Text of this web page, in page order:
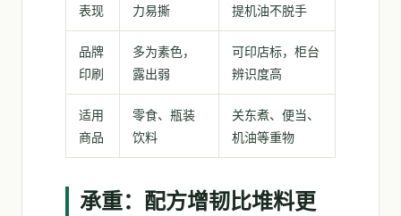
表现
力易撕
提机油不脱手
品牌
印刷
多为素色，
露出弱
可印店标，柜台
辨识度高
适用
商品
零食、瓶装
饮料
关东煮、便当、
机油等重物
承重：配方增韧比堆料更